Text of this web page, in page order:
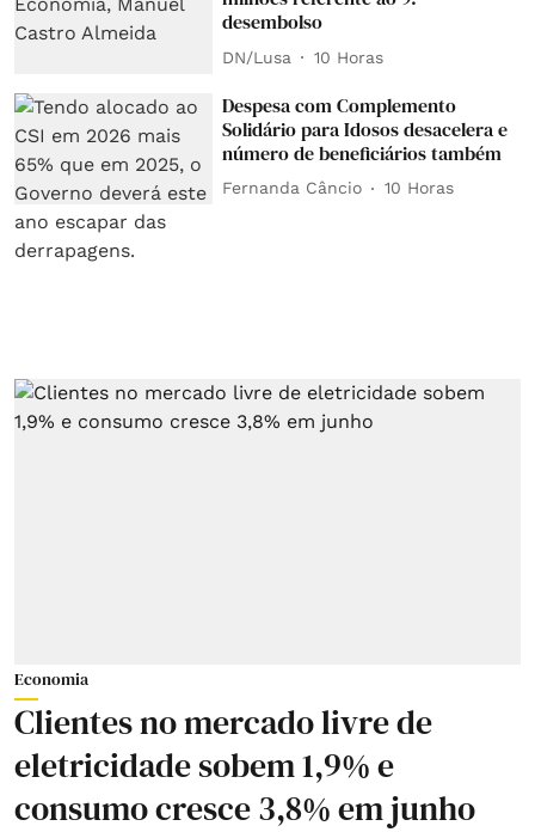
desembolso
DN/Lusa 10 Horas
Despesa com Complemento
Solidário para Idosos desacelera e
número de beneficiários também
Fernanda Câncio 10 Horas
Economia
Clientes no mercado livre de
eletricidade sobem 1,9% e
consumo cresce 3,8% em junho